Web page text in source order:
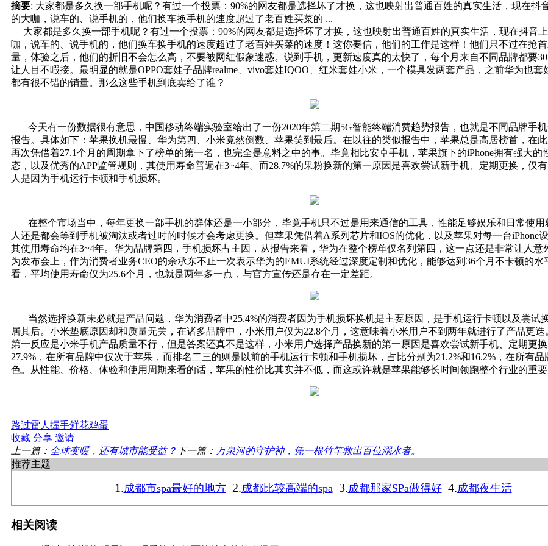
摘要: 大家都是多久换一部手机呢？有过一个投票：90%的网友都是选择坏了才换，这也映射出普通百姓的真实生活，现在抖
的大咖，说车的、说手机的，他们换车换手机的速度超过了老百姓买菜的 ...
大家都是多久换一部手机呢？有过一个投票：90%的网友都是选择坏了才换，这也映射出普通百姓的真实生活，现在抖音
咖，说车的‌‌、说手机的，他们换车换手机的速度超过了老百姓买菜的速度！这你要信，他们的工作是这样！他们只不过在抢
量‌‌，体验之后，他们的折旧不会怎么高，不要被网红假象迷惑。说到手机，更新速度真的太快了，‌‌每个月来自不同品牌都要30
让人目不暇接。最明显的就是OPPO套娃子品牌realme、vivo套娃IQOO、红米套娃小米，‌‌一个模具发两套产品，之前华为也套
都有很不错的销量。‌‌那么这些手机到底卖给了谁？
今天有一份数据很有意思，中国移动终端实验室给出了一份2020年第二期5G智能终端消费趋势报告，也就是不同品牌手
报告。具体如下‌‌：苹果换机最慢、华为第四、小米竟然倒数、苹果笑到最后。在以往的类似报告中，苹果总是高居榜首，‌‌在
再次凭借着27.1个月的周期拿下了榜单的第一名，也完全是意料之中的事。毕竟相比安卓手机，苹果旗下的iPhone拥有强大的
态，以及优秀的APP监管规则，其使用寿命普遍在3~4年。‌‌而28.7%的果粉换新的第一原因是喜欢尝试新手机、定期更换，仅有
人是因为手机运行卡顿和手机损坏。
在整个市场当中，每年更换一部手机的群体还是一小部分，毕竟手机只不过是用来通信的工具‌‌，性能足够娱乐和日常使用
人还是都会等到手机被淘汰或者过时的时候才会考虑更换。但苹果凭借着A系列芯片和IOS的优化，以及苹果对每一台iPhone
其使用寿命均在3~4年。华为品牌第四，手机损坏占主因，从报告来看，华为在整个榜单仅名列第四，‌‌这一点还是非常让人意
为发布会上，作为消费者业务CEO的余承东不止一次表示华为的EMUI系统经过深度定制和优化，能够达到36个月不卡顿的水
看，‌‌平均使用寿命仅为25.6个月，也就是两年多一点，‌‌与官方宣传还是存在一定差距。
当然选择换新未必就是产品问题，华为消费者中25.4%的消费者因为手机损坏换机是主要原因，是手机运行卡顿‌‌以及尝试
居其后。小米垫底原因却和质量无关，在诸多品牌中，小米用户仅为22.8个月，‌‌这意味着小米用户不到两年就进行了产品更
第一反应是小米手机产品质量不行，‌‌但是答案还真不是这样，小米用户选择产品换新的第一原因是喜欢尝试新手机、定期更
27.9%，在所有品牌中仅次于苹果‌‌，而排名二三的则是以前的手机运行卡顿和手机损坏，占比分别为21.2%和16.2%，‌‌在所有品
色。从性能、价格、体验和使用周期‌‌来看的话，‌‌苹果的性价比其实并不低，‌‌而这或许就是苹果能够长时间领跑整个行业的重要
路过雷人 握手鲜花鸡蛋
收藏 分享 邀请
上一篇： 全球变暖，还有城市能受益？ 下一篇： 万泉河的守护神，凭一根竹竿救出百位溺水者。
推荐主题
1.成都市spa最好的地方 2.成都比较高端的spa 3.成都那家SPa做得好 4.成都夜生活
相关阅读